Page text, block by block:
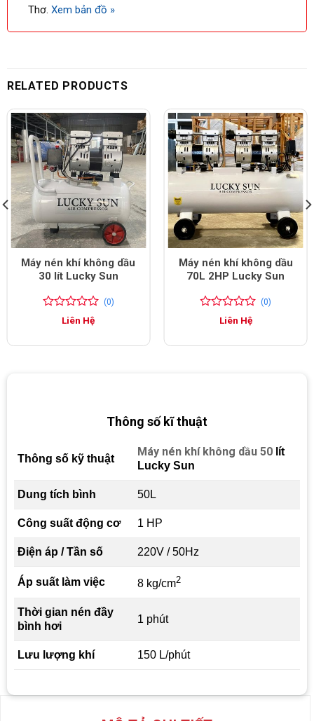
Thơ.Xem bản đồ »
RELATED PRODUCTS
Máy nén khí không dầu
30 lít Lucky Sun
(0)
Liên Hệ
Máy nén khí không dầu
70L 2HP Lucky Sun
(0)
Liên Hệ
Thông số kĩ thuật
Thông số kỹ thuật
Máy nén khí không dầu 50lít
Lucky Sun
Dung tích bình 50L
Công suất động cơ 1 HP
Điện áp / Tần số 220V / 50Hz
Áp suất làm việc 8 kg/cm2
Thời gian nén đầy
bình hơi
1 phút
Lưu lượng khí 150 L/phút